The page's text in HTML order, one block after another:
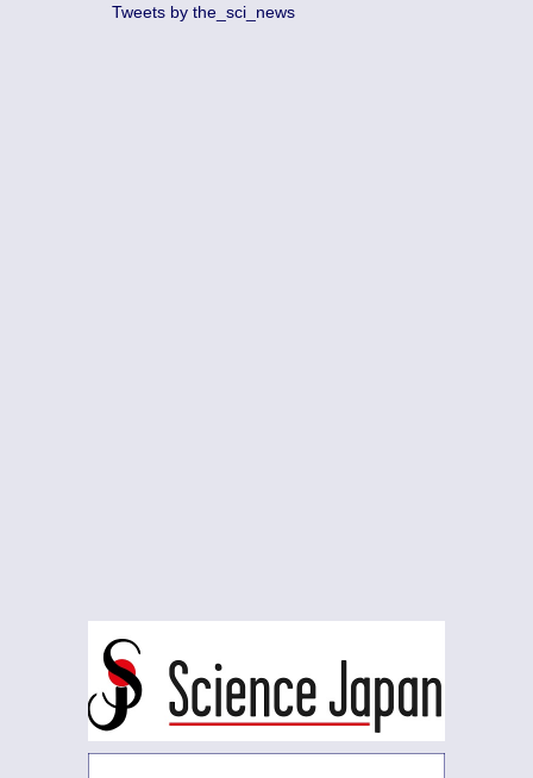
Tweets by the_sci_news